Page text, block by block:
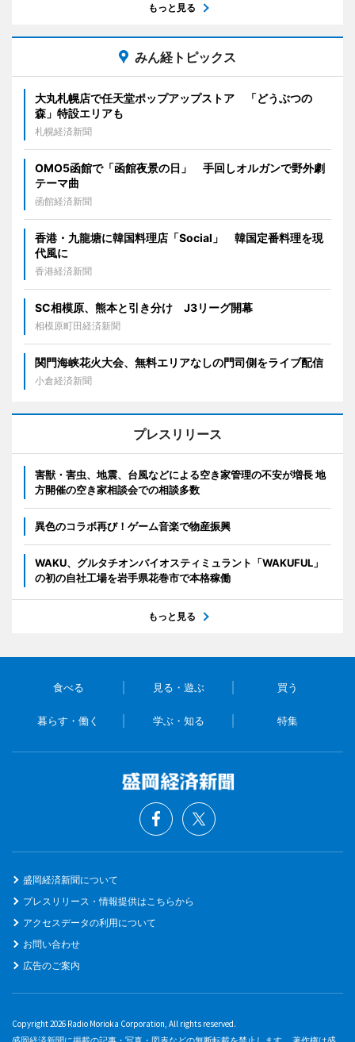
もっと見る
みん経トピックス
大丸札幌店で任天堂ポップアップストア 「どうぶつの
森」特設エリアも
札幌経済新聞
OMO5函館で「函館夜景の日」 手回しオルガンで野外劇
テーマ曲
函館経済新聞
香港・九龍塘に韓国料理店「Social」 韓国定番料理を現
代風に
香港経済新聞
SC相模原、熊本と引き分け J3リーグ開幕
相模原町田経済新聞
関門海峡花火大会、無料エリアなしの門司側をライブ配信
小倉経済新聞
プレスリリース
害獣・害虫、地震、台風などによる空き家管理の不安が増長 地
方開催の空き家相談会での相談多数
異色のコラボ再び！ゲーム音楽で物産振興
WAKU、グルタチオンバイオスティミュラント「WAKUFUL」
の初の自社工場を岩手県花巻市で本格稼働
もっと見る
食べる 見る・遊ぶ 買う
暮らす・働く 学ぶ・知る 特集
盛岡経済新聞について
プレスリリース・情報提供はこちらから
アクセスデータの利用について
お問い合わせ
広告のご案内
Copyright 2026 Radio Morioka Corporation, All rights reserved.